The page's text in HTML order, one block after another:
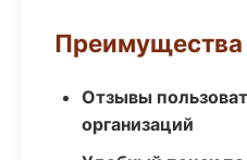
Преимущества
Отзывы
организаций